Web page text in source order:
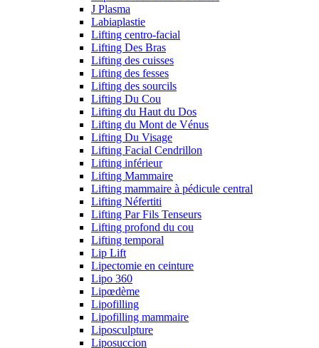
J Plasma
Labiaplastie
Lifting centro-facial
Lifting Des Bras
Lifting des cuisses
Lifting des fesses
Lifting des sourcils
Lifting Du Cou
Lifting du Haut du Dos
Lifting du Mont de Vénus
Lifting Du Visage
Lifting Facial Cendrillon
Lifting inférieur
Lifting Mammaire
Lifting mammaire à pédicule central
Lifting Néfertiti
Lifting Par Fils Tenseurs
Lifting profond du cou
Lifting temporal
Lip Lift
Lipectomie en ceinture
Lipo 360
Lipœdème
Lipofilling
Lipofilling mammaire
Liposculpture
Liposuccion